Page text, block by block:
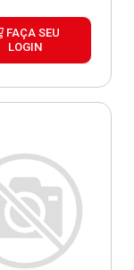
FAÇA SEU
LOGIN